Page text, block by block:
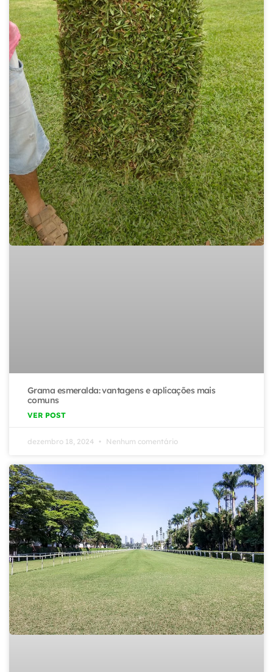
Grama esmeralda: vantagens e aplicações mais
comuns
VER POST
dezembro 18, 2024 Nenhum comentário